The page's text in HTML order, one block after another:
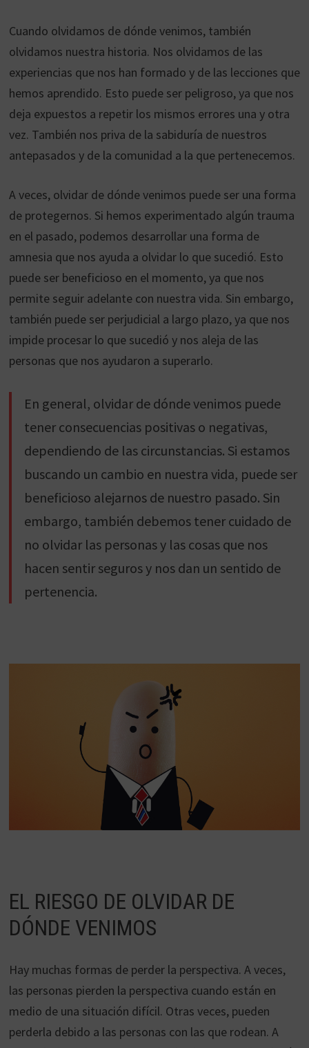
Cuando olvidamos de dónde venimos, también
olvidamos nuestra historia. Nos olvidamos de las
experiencias que nos han formado y de las lecciones que
hemos aprendido. Esto puede ser peligroso, ya que nos
deja expuestos a repetir los mismos errores una y otra
vez. También nos priva de la sabiduría de nuestros
antepasados ​​y de la comunidad a la que pertenecemos.
A veces, olvidar de dónde venimos puede ser una forma
de protegernos. Si hemos experimentado algún trauma
en el pasado, podemos desarrollar una forma de
amnesia que nos ayuda a olvidar lo que sucedió. Esto
puede ser beneficioso en el momento, ya que nos
permite seguir adelante con nuestra vida. Sin embargo,
también puede ser perjudicial a largo plazo, ya que nos
impide procesar lo que sucedió y nos aleja de las
personas que nos ayudaron a superarlo.
En general, olvidar de dónde venimos puede
tener consecuencias positivas o negativas,
dependiendo de las circunstancias. Si estamos
buscando un cambio en nuestra vida, puede ser
beneficioso alejarnos de nuestro pasado. Sin
embargo, también debemos tener cuidado de
no olvidar las personas y las cosas que nos
hacen sentir seguros y nos dan un sentido de
pertenencia.
EL RIESGO DE OLVIDAR DE
DÓNDE VENIMOS
Hay muchas formas de perder la perspectiva. A veces,
las personas pierden la perspectiva cuando están en
medio de una situación difícil. Otras veces, pueden
perderla debido a las personas con las que rodean. A